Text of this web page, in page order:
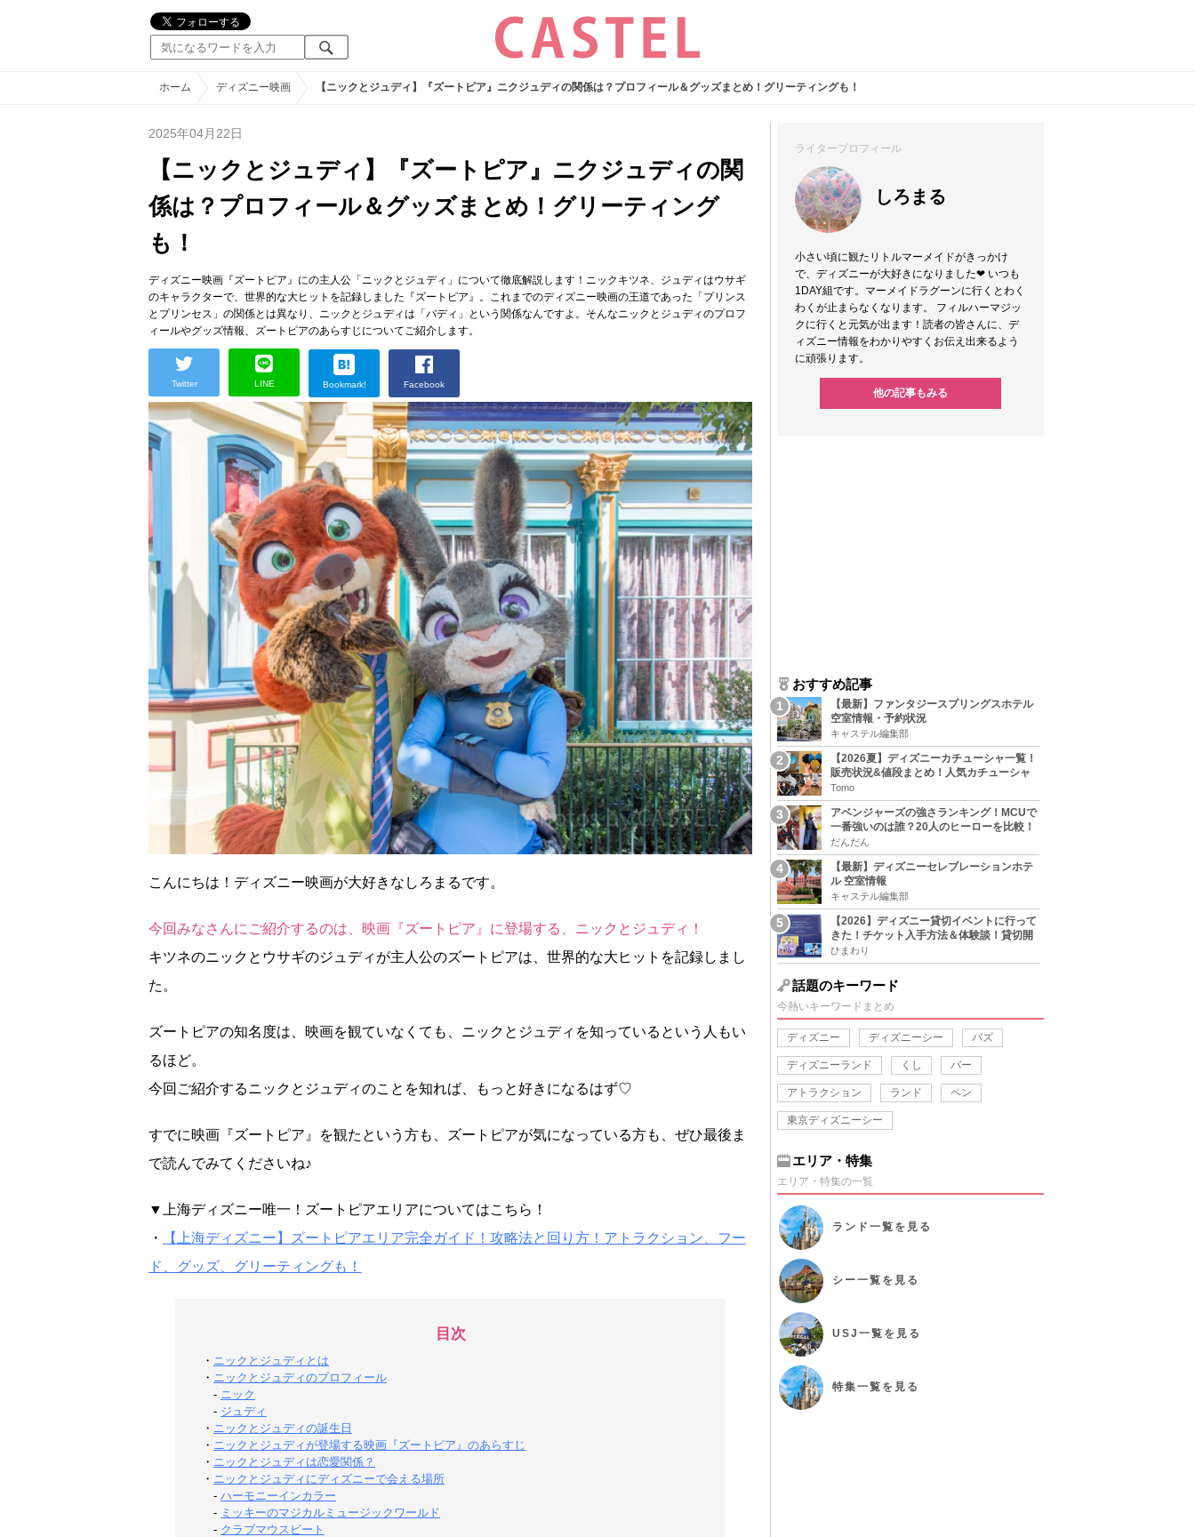
ホーム ディズニー映画 【ニックとジュディ】『ズートピア』ニクジュディの関係は？プロフィール＆グッズまとめ！グリーティングも！
2025年04月22日
【ニックとジュディ】『ズートピア』ニクジュディの関
係は？プロフィール＆グッズまとめ！グリーティング
も！
ディズニー映画『ズートピア』にの主人公「ニックとジュディ」について徹底解説します！ニックキツネ、ジュディはウサギ
のキャラクターで、世界的な大ヒットを記録しました『ズートピア』。これまでのディズニー映画の王道であった「プリンス
とプリンセス」の関係とは異なり、ニックとジュディは「バディ」という関係なんですよ。そんなニックとジュディのプロフ
ィールやグッズ情報、ズートピアのあらすじについてご紹介します。
Twitter LINE Bookmark! Facebook
こんにちは！ディズニー映画が大好きなしろまるです。
今回みなさんにご紹介するのは、映画『ズートピア』に登場する、ニックとジュディ！
キツネのニックとウサギのジュディが主人公のズートピアは、世界的な大ヒットを記録しまし
た。
ズートピアの知名度は、映画を観ていなくても、ニックとジュディを知っているという人もい
るほど。
今回ご紹介するニックとジュディのことを知れば、もっと好きになるはず♡
すでに映画『ズートピア』を観たという方も、ズートピアが気になっている方も、ぜひ最後ま
で読んでみてくださいね♪
▼上海ディズニー唯一！ズートピアエリアについてはこちら！
・
【上海ディズニー】ズートピアエリア完全ガイド！攻略法と回り方！アトラクション、フー
ド、グッズ、グリーティングも！
目次
・ ニックとジュディとは
・ ニックとジュディのプロフィール
- ニック
- ジュディ
・ ニックとジュディの誕生日
・ ニックとジュディが登場する映画『ズートピア』のあらすじ
・ ニックとジュディは恋愛関係？
・ ニックとジュディにディズニーで会える場所
- ハーモニーインカラー
- ミッキーのマジカルミュージックワールド
- クラブマウスビート
ライタープロフィール
しろまる
小さい頃に観たリトルマーメイドがきっかけ
で、ディズニーが大好きになりました❤︎ いつも
1DAY組です。マーメイドラグーンに行くとわく
わくが止まらなくなります。 フィルハーマジッ
クに行くと元気が出ます！読者の皆さんに、デ
ィズニー情報をわかりやすくお伝え出来るよう
に頑張ります。
他の記事もみる
おすすめ記事
【最新】ファンタジースプリングスホテル
空室情報・予約状況
キャステル編集部
【2026夏】ディズニーカチューシャ一覧！
販売状況&値段まとめ！人気カチューシャ
をチェック
Tomo
アベンジャーズの強さランキング！MCUで
一番強いのは誰？20人のヒーローを比較！
だんだん
【最新】ディズニーセレブレーションホテ
ル 空室情報
キャステル編集部
【2026】ディズニー貸切イベントに行って
きた！チケット入手方法＆体験談！貸切開
催日程まとめ！
ひまわり
話題のキーワード
今熱いキーワードまとめ
ディズニー ディズニーシー バズ
ディズニーランド くし バー
アトラクション ランド ペン
東京ディズニーシー
エリア・特集
エリア・特集の一覧
ランド 一覧を見る
シー一覧を見る
USJ 一覧を見る
特集一覧を見る